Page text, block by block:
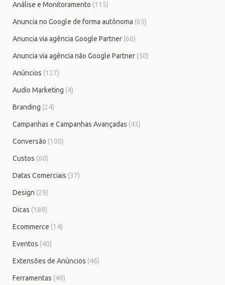
Análise e Monitoramento (115)
Anuncia no Google de forma autônoma (65)
Anuncia via agência Google Partner (66)
Anuncia via agência não Google Partner (50)
Anúncios (127)
Audio Marketing (4)
Branding (24)
Campanhas e Campanhas Avançadas (43)
Conversão (100)
Custos (60)
Datas Comerciais (37)
Design (29)
Dicas (189)
Ecommerce (14)
Eventos (40)
Extensões de Anúncios (46)
Ferramentas (49)